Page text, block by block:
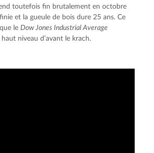
toutefois fin brutalement en octobre
et la gueule de bois dure 25 ans. Ce
que le Dow Jones Industrial Average
niveau d’avant le krach.